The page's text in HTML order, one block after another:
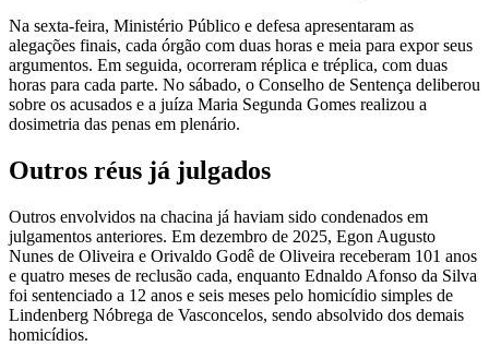
Na sexta-feira, Ministério Público e defesa apresentaram as
alegações finais, cada órgão com duas horas e meia para expor seus
argumentos. Em seguida, ocorreram réplica e tréplica, com duas
horas para cada parte. No sábado, o Conselho de Sentença deliberou
sobre os acusados e a juíza Maria Segunda Gomes realizou a
dosimetria das penas em plenário.
Outros réus já julgados
Outros envolvidos na chacina já haviam sido condenados em
julgamentos anteriores. Em dezembro de 2025, Egon Augusto
Nunes de Oliveira e Orivaldo Godê de Oliveira receberam 101 anos
e quatro meses de reclusão cada, enquanto Ednaldo Afonso da Silva
foi sentenciado a 12 anos e seis meses pelo homicídio simples de
Lindenberg Nóbrega de Vasconcelos, sendo absolvido dos demais
homicídios.